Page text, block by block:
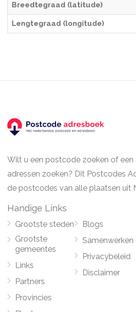
Breedtegraad (latitude)
Lengtegraad (longitude)
Wilt u een postcode zoeken of een
adressen zoeken? Dit Postcodes
de postcodes van alle plaatsen uit
Handige Links
Grootste steden
Grootste
gemeentes
Links
Partners
Provincies
Blogs
Samenwerken
Privacybeleid
Disclaimer